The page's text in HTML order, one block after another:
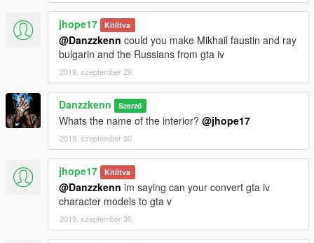
jhope17 Kitíltva
@Danzzkenn could you make Mikhail faustin and ray
bulgarin and the Russians from gta iv
2019. szeptember 29.
Danzzkenn Szerző
Whats the name of the interior? @jhope17
2019. szeptember 30.
jhope17 Kitíltva
@Danzzkenn im saying can your convert gta iv
character models to gta v
2019. szeptember 30.